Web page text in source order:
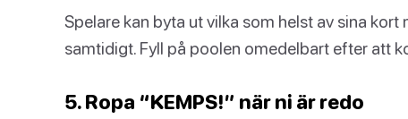
Spelare kan byta ut vilka som helst av sina
samtidigt. Fyll på poolen omedelbart efter att
5. Ropa “KEMPS!” när ni är redo